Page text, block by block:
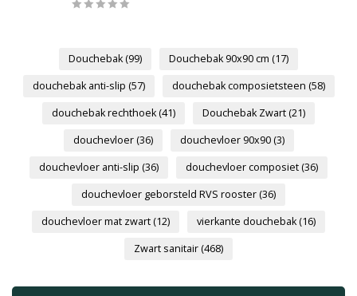
Douchebak(99) Douchebak 90x90 cm (17)
douchebak anti-slip (57) douchebak composietsteen (58)
douchebak rechthoek(41) Douchebak Zwart(21)
douchevloer(36) douchevloer 90x90(3)
douchevloer anti-slip (36) douchevloer composiet(36)
douchevloer geborsteld RVS rooster(36)
douchevloer mat zwart(12) vierkante douchebak(16)
Zwart sanitair(468)